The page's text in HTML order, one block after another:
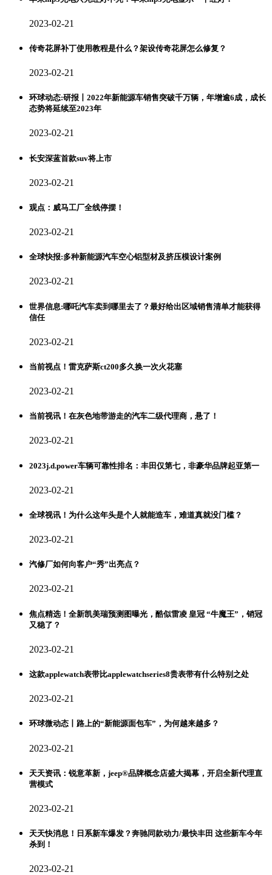
2023-02-21
传奇花屏补丁使用教程是什么？架设传奇花屏怎么修复？
2023-02-21
环球动态:研报丨2022年新能源车销售突破千万辆，年增逾6成，成长
态势将延续至2023年
2023-02-21
长安深蓝首款suv将上市
2023-02-21
观点：威马工厂全线停摆！
2023-02-21
全球快报:多种新能源汽车空心铝型材及挤压模设计案例
2023-02-21
世界信息:哪吒汽车卖到哪里去了？最好给出区域销售清单才能获得
信任
2023-02-21
当前视点！雷克萨斯ct200多久换一次火花塞
2023-02-21
当前视讯！在灰色地带游走的汽车二级代理商，悬了！
2023-02-21
2023j.d.power车辆可靠性排名：丰田仅第七，非豪华品牌起亚第一
2023-02-21
全球视讯！为什么这年头是个人就能造车，难道真就没门槛？
2023-02-21
汽修厂如何向客户“秀”出亮点？
2023-02-21
焦点精选！全新凯美瑞预测图曝光，酷似雷凌 皇冠 “牛魔王”，销冠
又稳了？
2023-02-21
这款applewatch表带比applewatchseries8贵表带有什么特别之处
2023-02-21
环球微动态丨路上的“新能源面包车”，为何越来越多？
2023-02-21
天天资讯：锐意革新，jeep®品牌概念店盛大揭幕，开启全新代理直
营模式
2023-02-21
天天快消息！日系新车爆发？奔驰同款动力/最快丰田 这些新车今年
杀到！
2023-02-21